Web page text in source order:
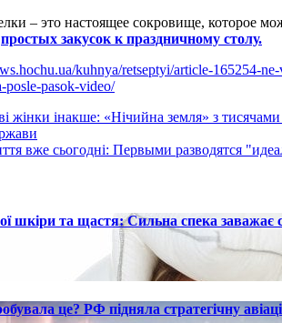
– это настоящее сокровище, которое
простых закусок к праздничному столу.
kuhnya/retseptyi/article-165254-
posle-pasok-video/
жінки інакше: «Нічийна земля» з тисячами
вже сьогодні: Первыми разводятся
шкіри та щастя: Сильна спека
це? РФ підняла стратегічну